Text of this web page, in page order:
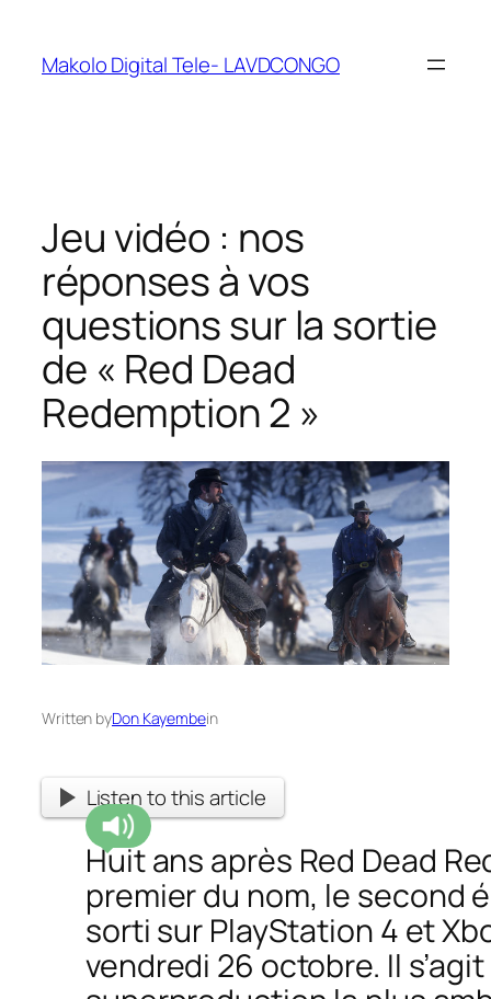
Makolo Digital Tele- LAVDCONGO
Jeu vidéo : nos
réponses à vos
questions sur la sortie
de « Red Dead
Redemption 2 »
Written byDon Kayembein
Listen to this article
Huit ans après Red Dead
premier du nom, le second
sorti sur PlayStation 4 et
vendredi 26 octobre. Il